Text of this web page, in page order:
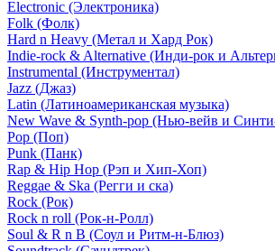
Electronic (Электроника)
Folk (Фолк)
Hard n Heavy (Метал и Хард Рок)
Indie-rock & Alternative (Инди-рок и
Instrumental (Инструментал)
Jazz (Джаз)
Latin (Латиноамериканская музыка)
New Wave & Synth-pop (Нью-вейв и
Pop (Поп)
Punk (Панк)
Rap & Hip Hop (Рэп и Хип-Хоп)
Reggae & Ska (Регги и ска)
Rock (Рок)
Rock n roll (Рок-н-Ролл)
Soul & R n B (Соул и Ритм-н-Блюз)